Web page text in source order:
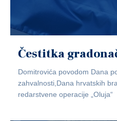
Čestitka
Domitrovića povodom Dana
zahvalnosti,Dana hrvatskih
redarstvene operacije „Oluja“